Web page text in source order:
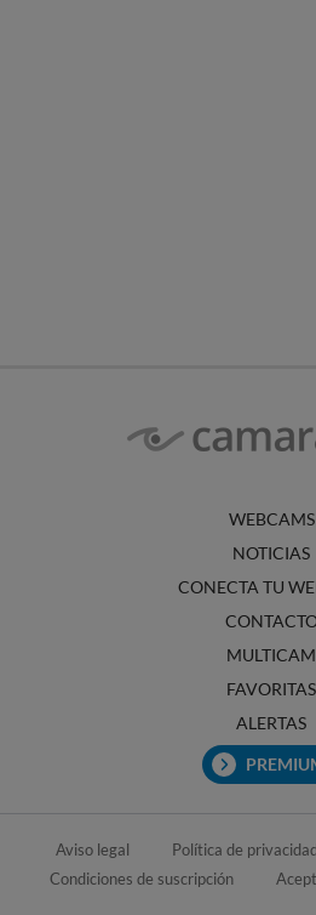
WEBCAMS
NOTICIAS
CONECTA TU
MULTICAM
FAVORITAS
ALERTAS
Aviso legal Política de privacidad
Condiciones de suscripción